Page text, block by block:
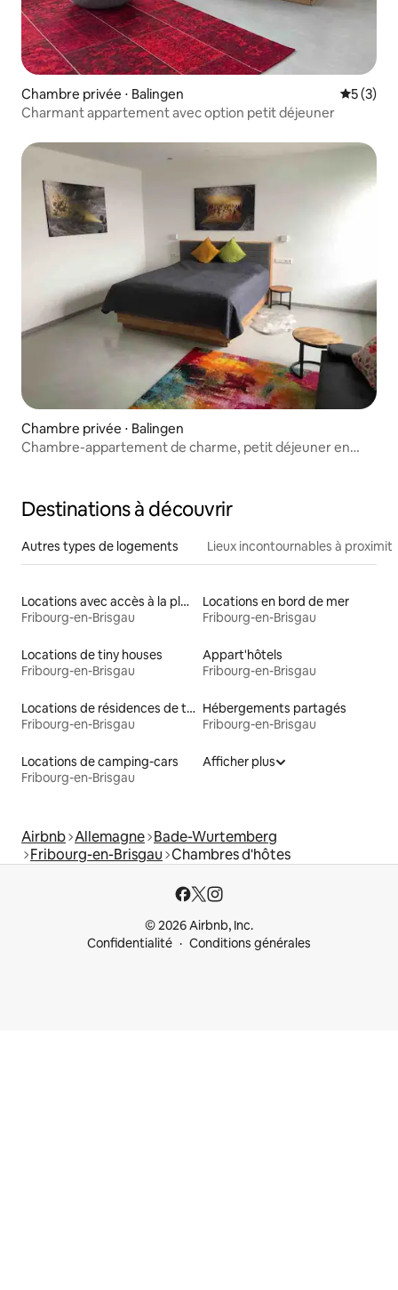
Chambre privée ⋅ Balingen
5 (3)
Charmant appartement avec option petit déjeuner
Chambre privée ⋅ Balingen
Chambre-appartement de charme, petit déjeuner en
Destinations à découvrir
Autres types de logements Lieux incontournables à
Locations avec accès à la plage
Fribourg-en-Brisgau
Locations en bord de mer
Fribourg-en-Brisgau
Locations de tiny houses
Fribourg-en-Brisgau
Appart'hôtels
Fribourg-en-Brisgau
Locations de résidences de tourisme
Fribourg-en-Brisgau
Hébergements partagés
Fribourg-en-Brisgau
Locations de camping-cars
Fribourg-en-Brisgau
Afficher plus
Airbnb Allemagne Bade-Wurtemberg
Fribourg-en-Brisgau Chambres d'hôtes
© 2026 Airbnb, Inc.
Confidentialité
Conditions générales